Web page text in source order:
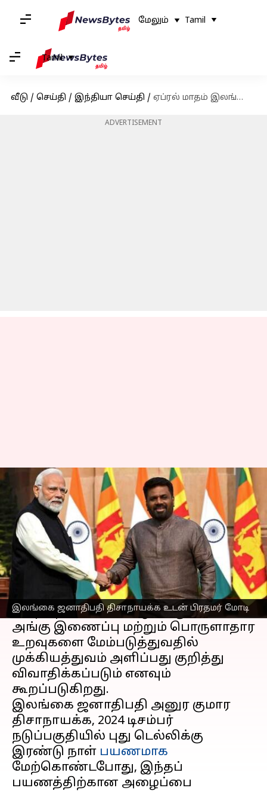
மேலும் Tamil
Tamil
வீடு / செய்தி / இந்தியா செய்தி / ஏப்ரல் மாதம் இலங்கைக்கு பிரதமர் மோடி பயணம்
ADVERTISEMENT
இலங்கை ஜனாதிபதி திசாநாயக்க உடன் பிரதமர் மோடி
ஏப்ரல் மாதம் இலங்கைக்கு
பிரதமர் மோடி பயணம்
எழுதியவர் Venkatalakshmi V Mar 05, 2025 03:15 pm
செய்தி முன்னோட்டம்
நரேந்திர மோடிஏப்ரல் 2025
இல்இலங்கைக்குவிஜயம் செய்வார்
எனத்தெரிவிக்கப்பட்டுள்ளது.
அங்கு இணைப்பு மற்றும் பொருளாதார
உறவுகளை மேம்படுத்துவதில்
முக்கியத்துவம் அளிப்பது குறித்து
விவாதிக்கப்படும் எனவும்
கூறப்படுகிறது.
இலங்கை ஜனாதிபதி அனுர குமார
திசாநாயக்க, 2024 டிசம்பர்
நடுப்பகுதியில் புது டெல்லிக்கு
இரண்டு நாள் பயணமாக
மேற்கொண்டபோது, ​​இந்தப்
பயணத்திற்கான அழைப்பை